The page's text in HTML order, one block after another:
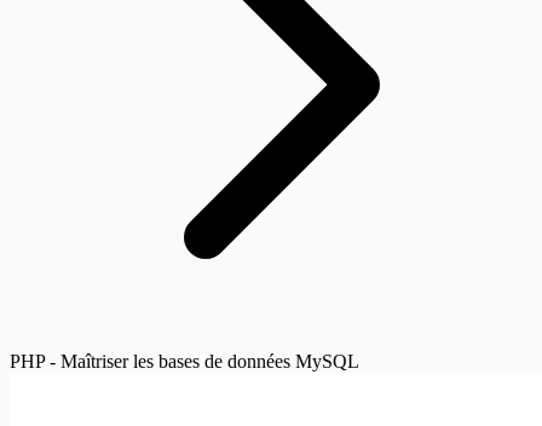
PHP - Maîtriser les bases de données MySQL